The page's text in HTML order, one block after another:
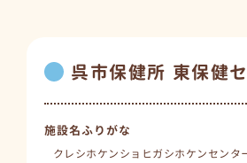
呉市保健所 東保健
施設名ふりがな
クレシホケンショヒガシホケンセンタ